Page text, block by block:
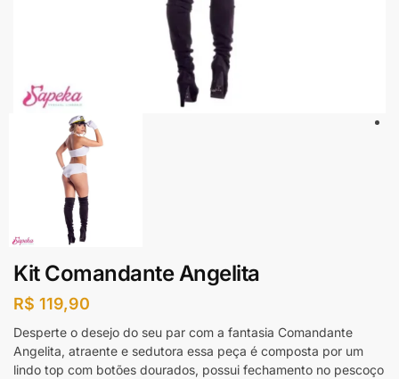
Kit Comandante Angelita
R$ 119,90
Desperte o desejo do seu par com a fantasia Comandante
Angelita, atraente e sedutora essa peça é composta por um
lindo top com botões dourados, possui fechamento no pescoço